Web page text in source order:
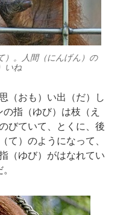
）。人間（にんげん）の
いね
（おも）い出（だ）し
指（ゆび）は枝（え
びていて、とくに、後
て）のようになって、
（ゆび）がはなれてい